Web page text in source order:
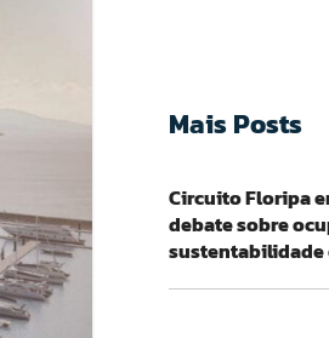
Mais Posts
Circuito Floripa
debate sobre